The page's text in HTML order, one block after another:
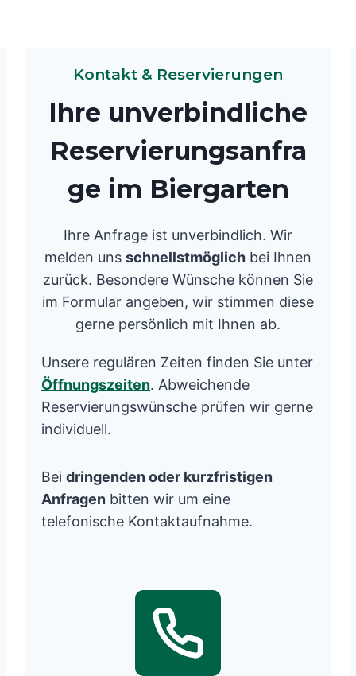
Kontakt & Reservierungen
Ihre unverbindliche
Reservierungsanfra
ge im Biergarten
Ihre Anfrage ist unverbindlich. Wir
melden uns schnellstmöglich bei Ihnen
zurück. Besondere Wünsche können Sie
im Formular angeben, wir stimmen diese
gerne persönlich mit Ihnen ab.
Unsere regulären Zeiten finden Sie unter
Öffnungszeiten. Abweichende
Reservierungswünsche prüfen wir gerne
individuell.
Bei dringenden oder kurzfristigen
Anfragen bitten wir um eine
telefonische Kontaktaufnahme.